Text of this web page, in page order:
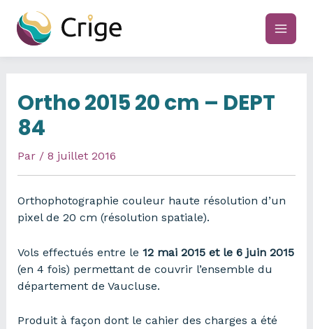
contenu
main
Ortho 2015 20 cm – DEPT
84
Par / 8 juillet 2016
Orthophotographie couleur haute résolution d’un
pixel de 20 cm (résolution spatiale).
Vols effectués entre le 12 mai 2015 et le 6 juin 2015
(en 4 fois) permettant de couvrir l’ensemble du
département de Vaucluse.
Produit à façon dont le cahier des charges a été